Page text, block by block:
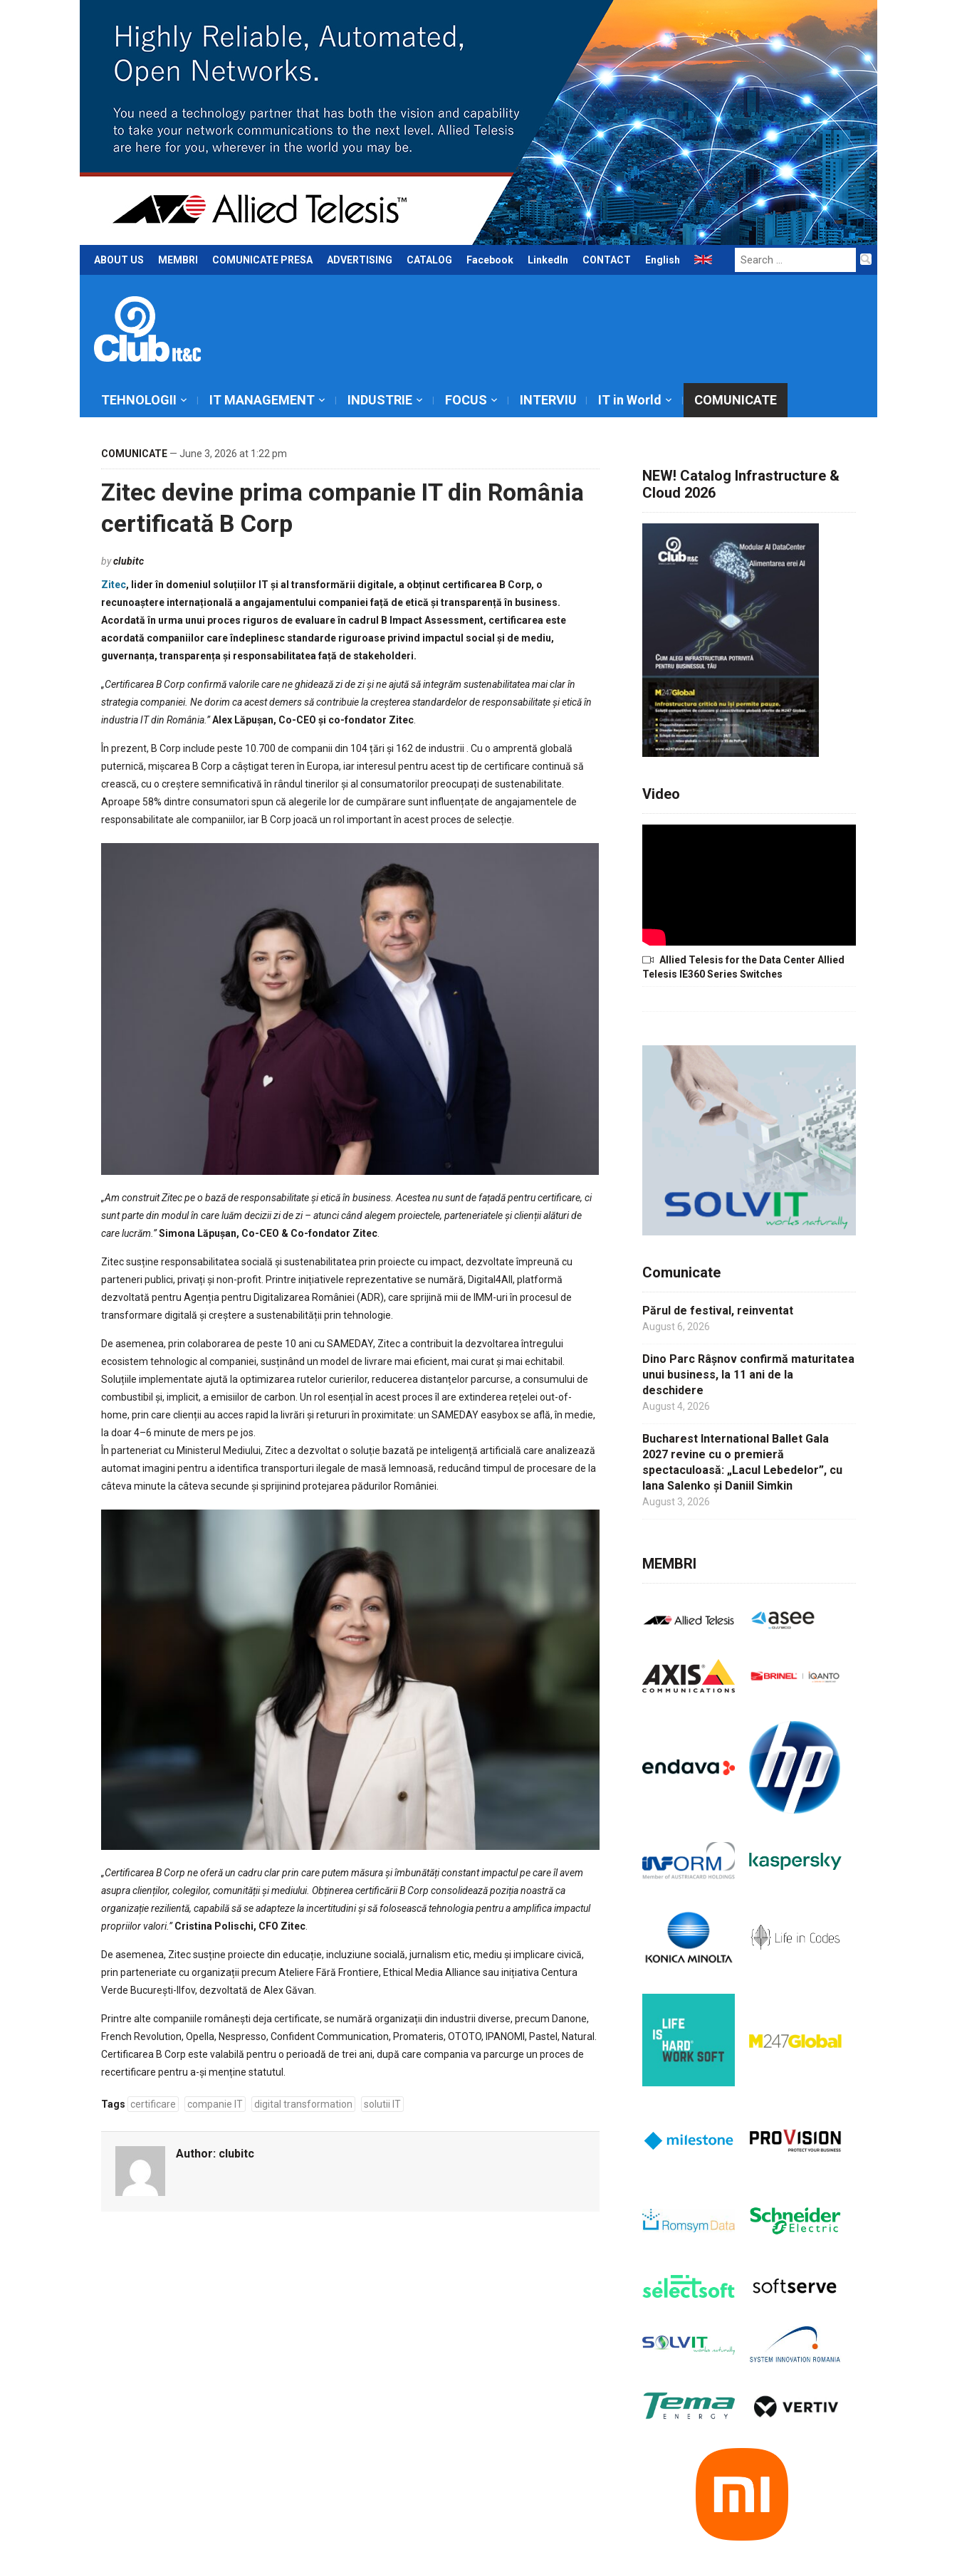
ABOUT US MEMBRI COMUNICATE PRESA ADVERTISING CATALOG Facebook LinkedIn CONTACT English
Search
for:
TEHNOLOGII IT MANAGEMENT INDUSTRIE FOCUS INTERVIU IT in World COMUNICATE
COMUNICATE — June 3, 2026 at 1:22 pm
Zitec devine prima companie IT din România
certificată B Corp
byclubitc
Zitec, lider în domeniul soluțiilor IT și al transformării digitale, a obținut certificarea B Corp, o
recunoaștere internațională a angajamentului companiei față de etică și transparență în business.
Acordată în urma unui proces riguros de evaluare în cadrul B Impact Assessment, certificarea este
acordată companiilor care îndeplinesc standarde riguroase privind impactul social și de mediu,
guvernanța, transparența și responsabilitatea față de stakeholderi.
„Certificarea B Corp confirmă valorile care ne ghidează zi de zi și ne ajută să integrăm sustenabilitatea mai clar în
strategia companiei. Ne dorim ca acest demers să contribuie la creșterea standardelor de responsabilitate și etică în
industria IT din România.”Alex Lăpușan, Co-CEO și co-fondator Zitec.
În prezent, B Corp include peste 10.700 de companii din 104 țări și 162 de industrii . Cu o amprentă globală
puternică, mișcarea B Corp a câștigat teren în Europa, iar interesul pentru acest tip de certificare continuă să
crească, cu o creștere semnificativă în rândul tinerilor și al consumatorilor preocupați de sustenabilitate.
Aproape 58% dintre consumatori spun că alegerile lor de cumpărare sunt influențate de angajamentele de
responsabilitate ale companiilor, iar B Corp joacă un rol important în acest proces de selecție.
„Am construit Zitec pe o bază de responsabilitate și etică în business. Acestea nu sunt de fațadă pentru certificare, ci
sunt parte din modul în care luăm decizii zi de zi – atunci când alegem proiectele, parteneriatele și clienții alături de
care lucrăm.”Simona Lăpușan, Co-CEO & Co-fondator Zitec.
Zitec susține responsabilitatea socială și sustenabilitatea prin proiecte cu impact, dezvoltate împreună cu
parteneri publici, privați și non-profit. Printre inițiativele reprezentative se numără, Digital4All, platformă
dezvoltată pentru Agenția pentru Digitalizarea României (ADR), care sprijină mii de IMM-uri în procesul de
transformare digitală și creștere a sustenabilității prin tehnologie.
De asemenea, prin colaborarea de peste 10 ani cu SAMEDAY, Zitec a contribuit la dezvoltarea întregului
ecosistem tehnologic al companiei, susținând un model de livrare mai eficient, mai curat și mai echitabil.
Soluțiile implementate ajută la optimizarea rutelor curierilor, reducerea distanțelor parcurse, a consumului de
combustibil și, implicit, a emisiilor de carbon. Un rol esențial în acest proces îl are extinderea rețelei out-of-
home, prin care clienții au acces rapid la livrări și retururi în proximitate: un SAMEDAY easybox se află, în medie,
la doar 4–6 minute de mers pe jos.
În parteneriat cu Ministerul Mediului, Zitec a dezvoltat o soluție bazată pe inteligență artificială care analizează
automat imagini pentru a identifica transporturi ilegale de masă lemnoasă, reducând timpul de procesare de la
câteva minute la câteva secunde și sprijinind protejarea pădurilor României.
„Certificarea B Corp ne oferă un cadru clar prin care putem măsura și îmbunătăți constant impactul pe care îl avem
asupra clienților, colegilor, comunității și mediului. Obținerea certificării B Corp consolidează poziția noastră ca
organizație rezilientă, capabilă să se adapteze la incertitudini și să folosească tehnologia pentru a amplifica impactul
propriilor valori.” Cristina Polischi, CFO Zitec
De asemenea, Zitec susține proiecte din educație, incluziune socială, jurnalism etic, mediu și implicare civică,
prin parteneriate cu organizații precum Ateliere Fără Frontiere, Ethical Media Alliance sau inițiativa Centura
Verde București-Ilfov, dezvoltată de Alex Găvan.
Printre alte companiile românești deja certificate, se numără organizații din industrii diverse, precum Danone,
French Revolution, Opella, Nespresso, Confident Communication, Promateris, OTOTO, IPANOMI, Pastel, Natural.
Certificarea B Corp este valabilă pentru o perioadă de trei ani, după care compania va parcurge un proces de
recertificare pentru a-și menține statutul.
Tags certificare companie IT digital transformation solutii IT
Author: clubitc
NEW! Catalog Infrastructure &
Cloud 2026
Video
Allied Telesis for the Data Center Allied
Telesis IE360 Series Switches
Comunicate
Părul de festival, reinventat
August 6, 2026
Dino Parc Râșnov confirmă maturitatea
unui business, la 11 ani de la
deschidere
August 4, 2026
Bucharest International Ballet Gala
2027 revine cu o premieră
spectaculoasă: „Lacul Lebedelor”, cu
Iana Salenko și Daniil Simkin
August 3, 2026
MEMBRI